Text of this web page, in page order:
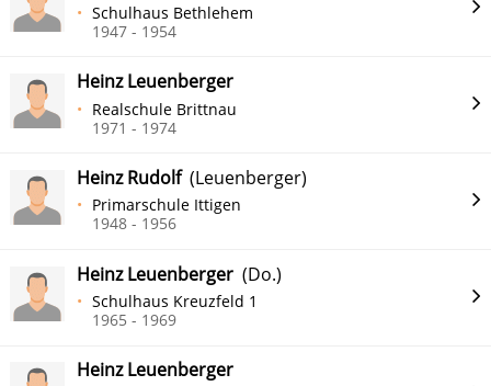
Schulhaus Bethlehem
1947 - 1954
Heinz Leuenberger
Realschule Brittnau
1971 - 1974
Heinz Rudolf(Leuenberger)
Primarschule Ittigen
1948 - 1956
Heinz Leuenberger (Do.)
Schulhaus Kreuzfeld 1
1965 - 1969
Heinz Leuenberger